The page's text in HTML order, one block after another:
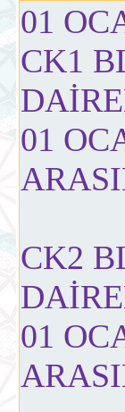
01
CK1
01
CK2
01